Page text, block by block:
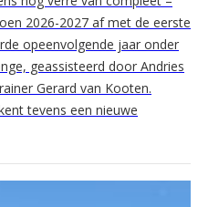
2026-2027 af met de eerste
opeenvolgende jaar onder
geassisteerd door Andries
Gerard van Kooten.
tevens een nieuwe